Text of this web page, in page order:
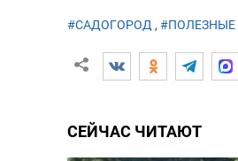
#САДОГОРОД , #ПОЛЕЗНЫЕ
СЕЙЧАС ЧИТАЮТ